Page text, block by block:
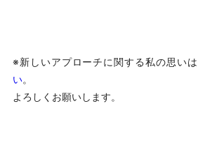
※新しいアプローチに関する私の思いは
い。
よろしくお願いします。